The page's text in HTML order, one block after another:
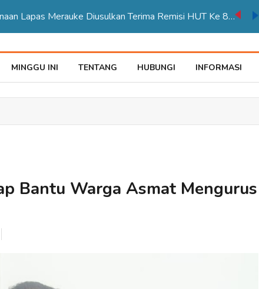
Tegaskan Pelayana KTP Sesuai SOP
MINGGU INI TENTANG HUBUNGI INFORMASI
Bantu Warga Asmat Mengurus